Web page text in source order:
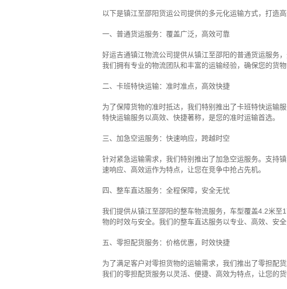
以下是镇江至邵阳货运公司提供的多元化运输方式，打造
一、普通货运服务：覆盖广泛，高效可靠
好运吉通镇江物流公司提供从镇江至邵阳的普通货运服务
我们拥有专业的物流团队和丰富的运输经验，确保您的货
二、卡班特快运输：准时准点，高效快捷
为了保障货物的准时抵达，我们特别推出了卡班特快运输
特快运输服务以高效、快捷著称，是您的准时运输首选。
三、加急空运服务：快速响应，跨越时空
针对紧急运输需求，我们特别推出了加急空运服务。支持
速响应、高效运作为特点，让您在竞争中抢占先机。
四、整车直达服务：全程保障，安全无忧
我们提供从镇江至邵阳的整车物流服务，车型覆盖4.2米
物的时效与安全。我们的整车直达服务以专业、高效、安
五、零担配货服务：价格优惠，时效快捷
为了满足客户对零担货物的运输需求，我们推出了零担配
我们的零担配货服务以灵活、便捷、高效为特点，让您的货